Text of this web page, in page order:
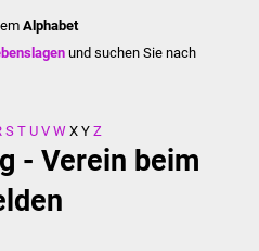
Summerrockfestival
Stadtverwaltung
Alphabet
und suchen Sie nach
S T U V W X Y Z
- Verein beim